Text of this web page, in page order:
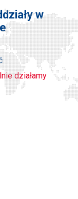
w
działamy